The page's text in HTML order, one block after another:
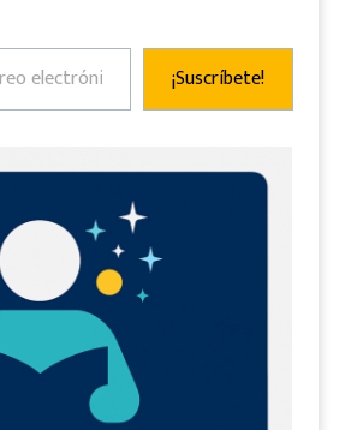
¡Suscríbete!